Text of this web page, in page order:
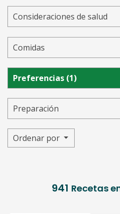
Consideraciones de salud
Comidas
Preferencias (1)
Preparación
Ordenar por
941 Recetas